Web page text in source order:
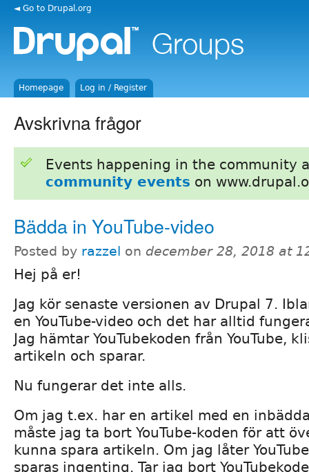
◄ Go to Drupal.org
Homepage Log in / Register
Avskrivna frågor
Events happening in the community
community events on
Bädda in YouTube-video
Posted by razzel on december 28, 2018 at
Hej på er!
Jag kör senaste versionen av Drupal 7.
en YouTube-video och det har alltid
Jag hämtar YouTubekoden från YouTube,
artikeln och sparar.
Nu fungerar det inte alls.
Om jag t.ex. har en artikel med en
måste jag ta bort YouTube-koden för att
kunna spara artikeln. Om jag låter
sparas ingenting. Tar jag bort